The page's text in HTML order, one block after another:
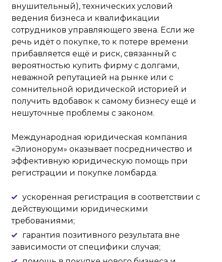
внушительный), технических условий
ведения бизнеса и квалификации
сотрудников управляющего звена. Если же
речь идёт о покупке, то к потере времени
прибавляется ещё и риск, связанный с
вероятностью купить фирму с долгами,
неважной репутацией на рынке или с
сомнительной юридической историей и
получить вдобавок к самому бизнесу ещё и
нешуточные проблемы с законом.
Международная юридическая компания
«Элионорум» оказывает посредничество и
эффективную юридическую помощь при
регистрации и покупке ломбарда.
ускоренная регистрация в соответствии с
действующими юридическими
требованиями;
гарантия позитивного результата вне
зависимости от специфики случая;